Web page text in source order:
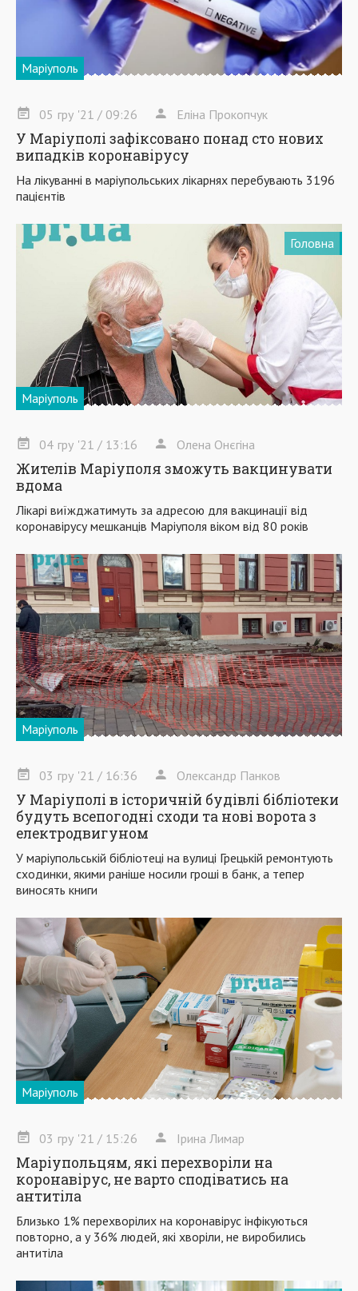
Маріуполь
05 гру '21 / 09:26 Еліна Прокопчук
У Маріуполі зафіксовано понад сто нових
випадків коронавірусу
На лікуванні в маріупольських лікарнях перебувають 3196
пацієнтів
Головна
Маріуполь
04 гру '21 / 13:16 Олена Онєгіна
Жителів Маріуполя зможуть вакцинувати
вдома
Лікарі виїжджатимуть за адресою для вакцинації від
коронавірусу мешканців Маріуполя віком від 80 років
Маріуполь
03 гру '21 / 16:36 Олександр Панков
У Маріуполі в історичній будівлі бібліотеки
будуть всепогодні сходи та нові ворота з
електродвигуном
У маріупольській бібліотеці на вулиці Грецькій ремонтують
сходинки, якими раніше носили гроші в банк, а тепер
виносять книги
Маріуполь
03 гру '21 / 15:26 Ірина Лимар
Маріупольцям, які перехворіли на
коронавірус, не варто сподіватись на
антитіла
Близько 1% перехворілих на коронавірус інфікуються
повторно, а у 36% людей, які хворіли, не виробились
антитіла